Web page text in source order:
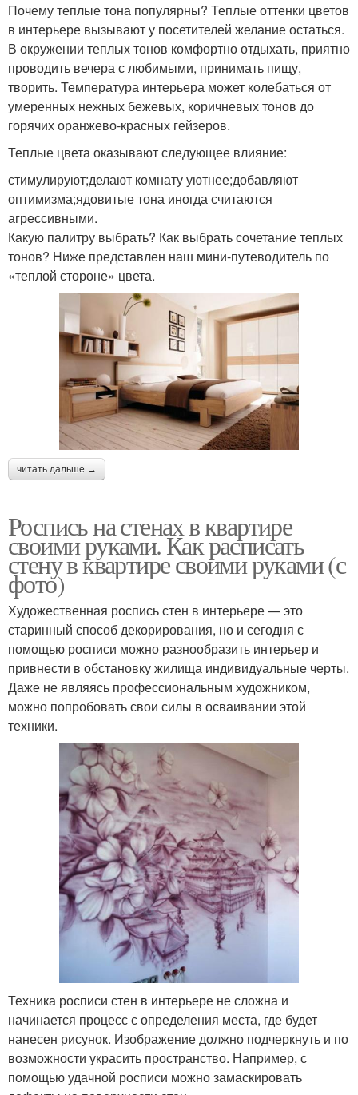
Почему теплые тона популярны? Теплые оттенки цветов
в интерьере вызывают у посетителей желание остаться.
В окружении теплых тонов комфортно отдыхать, приятно
проводить вечера с любимыми, принимать пищу,
творить. Температура интерьера может колебаться от
умеренных нежных бежевых, коричневых тонов до
горячих оранжево-красных гейзеров.
Теплые цвета оказывают следующее влияние:
стимулируют;делают комнату уютнее;добавляют
оптимизма;ядовитые тона иногда считаются
агрессивными.
Какую палитру выбрать? Как выбрать сочетание теплых
тонов? Ниже представлен наш мини-путеводитель по
«теплой стороне» цвета.
читать дальше →
Роспись на стенах в квартире
своими руками. Как расписать
стену в квартире своими руками (с
фото)
Художественная роспись стен в интерьере — это
старинный способ декорирования, но и сегодня с
помощью росписи можно разнообразить интерьер и
привнести в обстановку жилища индивидуальные черты.
Даже не являясь профессиональным художником,
можно попробовать свои силы в осваивании этой
техники.
Техника росписи стен в интерьере не сложна и
начинается процесс с определения места, где будет
нанесен рисунок. Изображение должно подчеркнуть и по
возможности украсить пространство. Например, с
помощью удачной росписи можно замаскировать